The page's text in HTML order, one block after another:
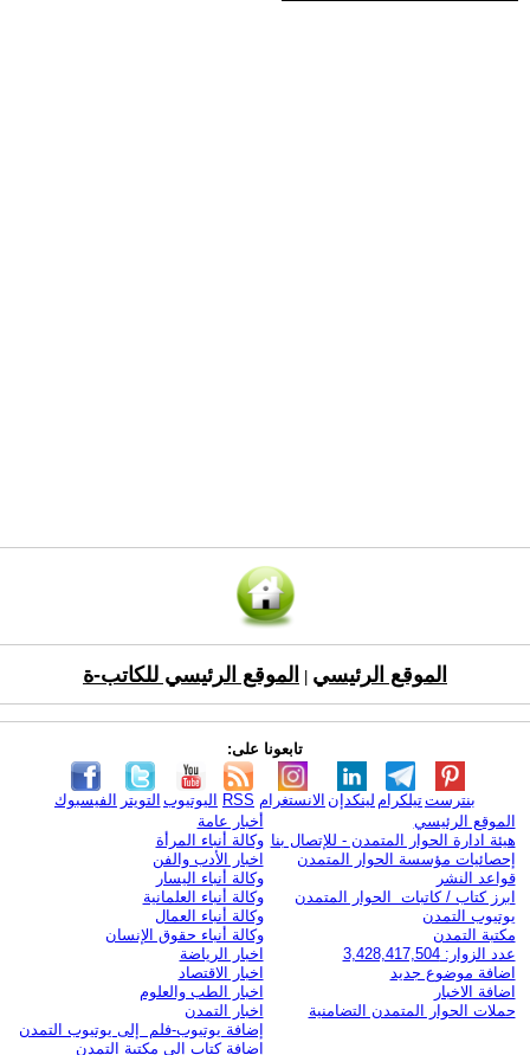
الموقع الرئيسي الموقع الرئيسي للكاتب-ة
تابعونا على:
الفيسبوك التويتر اليوتيوب RSS الانستغرام لينكدإن تيلكرامبنترست
الموقع الرئيسي
هيئة ادارة الحوار المتمدن - للإتصال بنا
إحصائيات مؤسسة الحوار المتمدن
قواعد النشر
ابرز كتاب / كاتبات الحوار المتمدن
يوتيوب التمدن
مكتبة التمدن
عدد الزوار: 3,428,417,504
اضافة موضوع جديد
اضافة الاخبار
حملات الحوار المتمدن التضامنية
أخبار عامة
وكالة أنباء المرأة
اخبار الأدب والفن
وكالة أنباء اليسار
وكالة أنباء العلمانية
وكالة أنباء العمال
وكالة أنباء حقوق الإنسان
اخبار الرياضة
اخبار الاقتصاد
اخبار الطب والعلوم
اخبار التمدن
إضافة يوتيوب-فلم إلى يوتيوب التمدن
إضافة كتاب إلى مكتبة التمدن